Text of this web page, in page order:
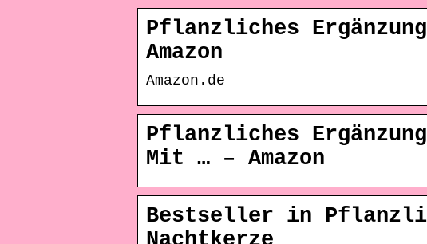
Pflanzliches
Amazon
Amazon.de
Pflanzliches
Mit … – Amazon
Bestseller in